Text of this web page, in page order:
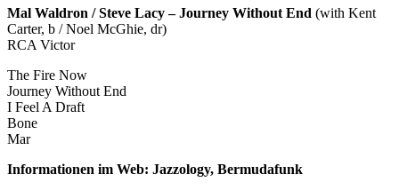
Mal Waldron / Steve Lacy – Journey Without End (with Kent
Carter, b / Noel McGhie, dr)
RCA Victor
The Fire Now
Journey Without End
I Feel A Draft
Bone
Mar
Informationen im Web: Jazzology, Bermudafunk